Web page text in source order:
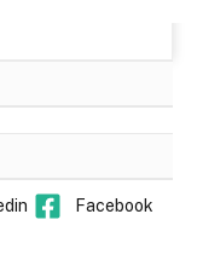
Facebook